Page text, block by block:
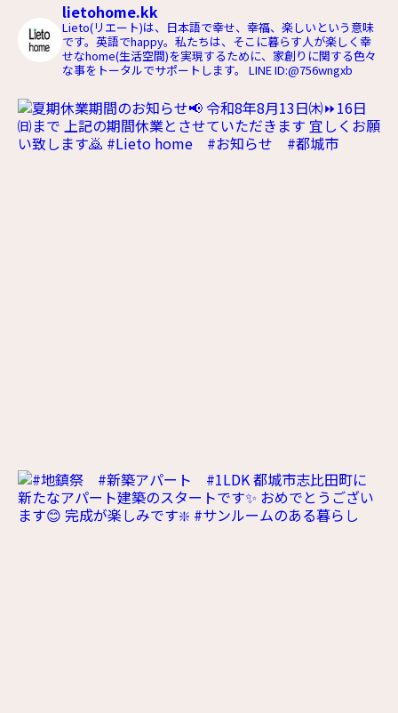
lietohome.kk
Lieto(リエート)は、日本語で幸せ、幸福、楽しいという意味
です。英語でhappy。私たちは、そこに暮らす人が楽しく幸
せなhome(生活空間)を実現するために、家創りに関する色々
な事をトータルでサポートします。
LINE ID:@756wngxb